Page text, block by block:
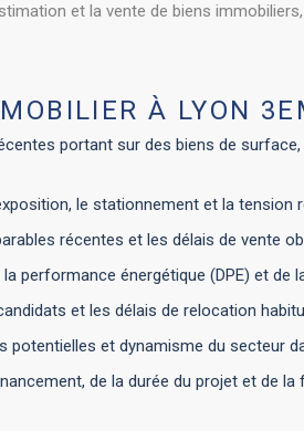
et la vente de biens
À LYON
portant sur des biens de
le stationnement et la tension
récentes et les délais de vente
performance énergétique (DPE) et de
et les délais de relocation
et dynamisme du secteur
de la durée du projet et de la